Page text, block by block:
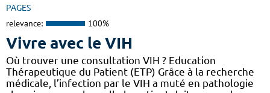
PAGES
relevance: 100%
Vivre avec le VIH
Où trouver une consultation VIH ? Education
Thérapeutique du Patient (ETP) Grâce à la recherche
médicale, l’infection par le VIH a muté en pathologie